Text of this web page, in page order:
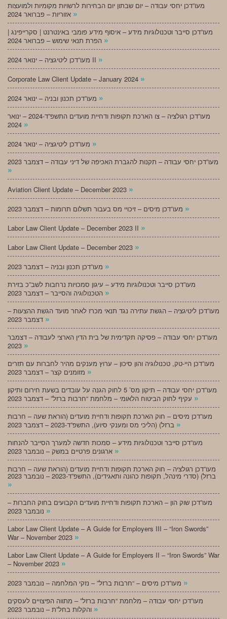
מעו”דכן יחסי עבודה – יום שבתון יום הבחירות לרשויות מקומיות ולמועצות
»
מעו”דכן סייבר וטכנולוגיות מידע – איסוף מידע פומבי באינטרנט | סקרייפינג |
»
מעו”דכן ליטיגציה – ינואר 2024 II »
Corporate Law Client Update – January 2024 »
»
מעו”דכן רגולציה – צו הארכת תקופות ודחיית מועדים התשפ”ד-2024 – ינואר
»
»
מעו”דכן יחסי עבודה – תקנות להגברת האכיפה של דיני עבודה – דצמבר 2023
»
Aviation Client Update – December 2023 »
»
Labor Law Client Update – December 2023 II »
Labor Law Client Update – December 2023 »
»
מעו”דכן סייבר וטכנולוגיות מידע – עיגון סמכויות נרחבות לשב”כ בזירת
»
מעו”דכן ליטיגציה – הגשת עתירה נגד תנאי מכרז לאחר מועד הגשת ההצעות –
»
מעו”דכן יחסי עבודה – פסיקה תקדימית של בית הדין הארצי לעבודה – דצמבר
»
מעו”דכן היי-טק, טכנולוגיה והון סיכון – ערוץ מענקים מהיר לחברות עם תזרים
»
מעו”דכן יחסי עבודה – תיקון מס’ 5 לחוק הגנה על עובדים בשעת חירום ותיקון
»
מעו”דכן מיסים – חוק הארכת תקופות ודחיית מועדים (הוראת שעה – חרבות
»
מעו”דכן סייבר וטכנולוגיות מידע – סמכות חדשה למערך הסייבר להנחות
»
מעו”דכן רגולציה – חוק הארכת תקופות ודחיית מועדים (הוראת שעה – חרבות
ברזל) (סדרי מינהל, תקופות כהונה ותאגידים), התשפ”ד-2023 – נובמבר 2023
»
מעו”דכן שוק הון – הארכת תקופות ודחיית מועדים הקבועים בחוק החברות –
»
Labor Law Client Update – A Guide for Employers III – “Iron Swords”
War – November 2023 »
Labor Law Client Update – A Guide for Employers II – “Iron Swords” War
– November 2023 »
»
מעו”דכן יחסי עבודה – מלחמת “חרבות ברזל” – מתווה הפיצויים לעסקים
»